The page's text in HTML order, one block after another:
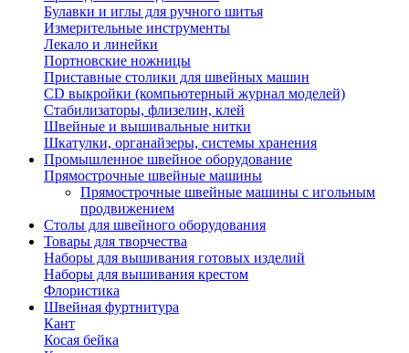
Булавки и иглы для ручного шитья
Измерительные инструменты
Лекало и линейки
Портновские ножницы
Приставные столики для швейных машин
СD выкройки (компьютерный журнал моделей)
Стабилизаторы, флизелин, клей
Швейные и вышивальные нитки
Шкатулки, органайзеры, системы хранения
Промышленное швейное оборудование
Прямострочные швейные машины
Прямострочные швейные машины с игольным
продвижением
Столы для швейного оборудования
Товары для творчества
Наборы для вышивания готовых изделий
Наборы для вышивания крестом
Флористика
Швейная фуртнитура
Кант
Косая бейка